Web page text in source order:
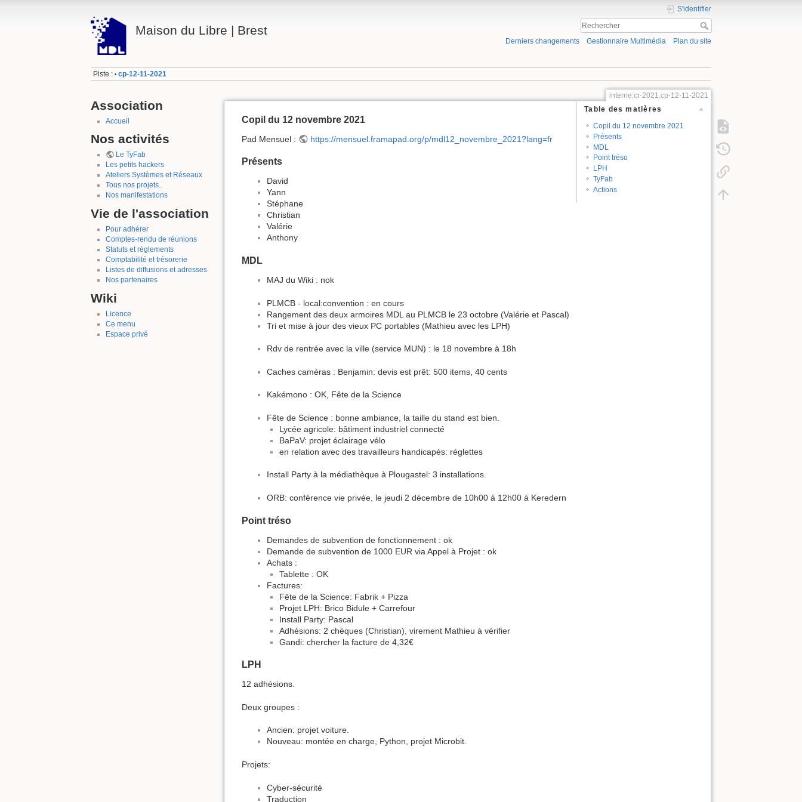
Maison du Libre | Brest
S'identifier
Derniers changements Gestionnaire Multimédia Plan du site
Piste : • cp-12-11-2021
Association
Accueil
Nos activités
Le TyFab
Les petits hackers
Ateliers Systèmes et Réseaux
Tous nos projets..
Nos manifestations
Vie de l'association
Pour adhérer
Comptes-rendu de réunions
Statuts et règlements
Comptabilité et trésorerie
Listes de diffusions et adresses
Nos partenaires
Wiki
Licence
Ce menu
Espace privé
interne:cr-2021:cp-12-11-2021
Table des matières
Copil du 12 novembre 2021
Présents
MDL
Point tréso
LPH
TyFab
Actions
Copil du 12 novembre 2021
Pad Mensuel : https://mensuel.framapad.org/p/mdl12_novembre_2021?lang=fr
Présents
David
Yann
Stéphane
Christian
Valérie
Anthony
MDL
MAJ du Wiki : nok
PLMCB - local:convention : en cours
Rangement des deux armoires MDL au PLMCB le 23 octobre (Valérie et Pascal)
Tri et mise à jour des vieux PC portables (Mathieu avec les LPH)
Rdv de rentrée avec la ville (service MUN) : le 18 novembre à 18h
Caches caméras : Benjamin: devis est prêt: 500 items, 40 cents
Kakémono : OK, Fête de la Science
Fête de Science : bonne ambiance, la taille du stand est bien.
Lycée agricole: bâtiment industriel connecté
BaPaV: projet éclairage vélo
en relation avec des travailleurs handicapés: réglettes
Install Party à la médiathèque à Plougastel: 3 installations.
ORB: conférence vie privée, le jeudi 2 décembre de 10h00 à 12h00 à Keredern
Point tréso
Demandes de subvention de fonctionnement : ok
Demande de subvention de 1000 EUR via Appel à Projet : ok
Achats :
Tablette : OK
Factures:
Fête de la Science: Fabrik + Pizza
Projet LPH: Brico Bidule + Carrefour
Install Party: Pascal
Adhésions: 2 chèques (Christian), virement Mathieu à vérifier
Gandi: chercher la facture de 4,32€
LPH
12 adhésions.
Deux groupes :
Ancien: projet voiture.
Nouveau: montée en charge, Python, projet Microbit.
Projets:
Cyber-sécurité
Traduction